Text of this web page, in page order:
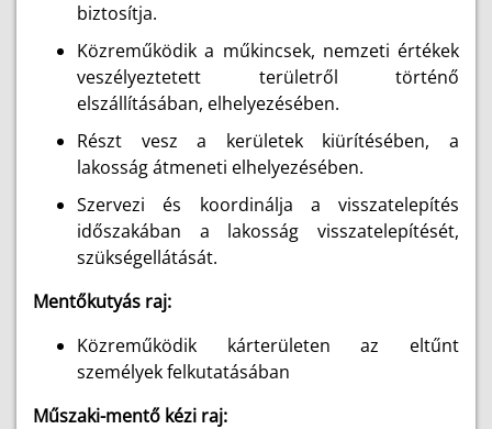
biztosítja.
Közreműködik a műkincsek, nemzeti értékek
veszélyeztetett területről történő
elszállításában, elhelyezésében.
Részt vesz a kerületek kiürítésében, a
lakosság átmeneti elhelyezésében.
Szervezi és koordinálja a visszatelepítés
időszakában a lakosság visszatelepítését,
szükségellátását.
Mentőkutyás raj:
Közreműködik kárterületen az eltűnt
személyek felkutatásában
Műszaki-mentő kézi raj: